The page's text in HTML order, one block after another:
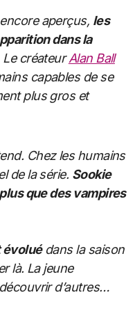
aperçus, les
dans la
Le créateurAlan Ball
capables de se
plus gros et
Chez les humains
de la série. Sookie
que des vampires
évoluédans la saison
là. La jeune
d’autres…